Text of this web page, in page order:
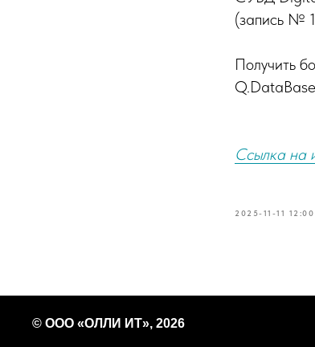
(запись №
Получить
Ссылка на
2025-11-11 12:00
© ООО «ОЛЛИ ИТ», 2026